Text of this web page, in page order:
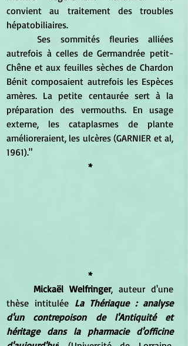
convient au traitement des troubles
hépatobiliaires.
autrefois à celles de Germandrée petit-
Chêne et aux feuilles sèches de Chardon
Bénit composaient autrefois les Espèces
amères. La petite centaurée sert à la
préparation des vermouths. En usage
externe, les cataplasmes de plante
amélioreraient, les ulcères (GARNIER et al,
1961)."
*
*
	Mickaël Welfringer
, auteur d'une
thèse intitulée La Thériaque : analyse
d'un contrepoison de l'Antiquité et
héritage dans la pharmacie d'officine